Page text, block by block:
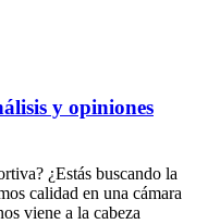
y opiniones
¿Estás buscando la
calidad en una cámara
viene a la cabeza